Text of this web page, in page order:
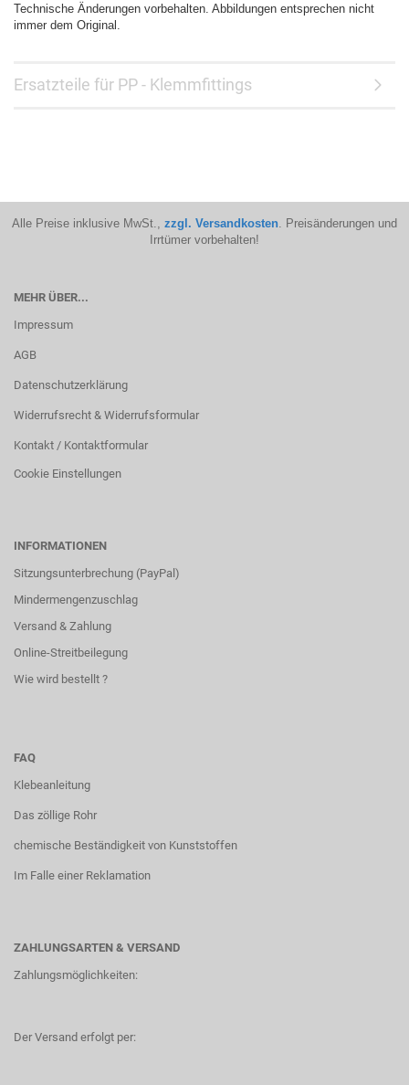
Technische Änderungen vorbehalten. Abbildungen entsprechen nicht
immer dem Original.
Ersatzteile für PP - Klemmfittings
Alle Preise inklusive MwSt., zzgl. Versandkosten . Preisänderungen und
Irrtümer vorbehalten!
MEHR ÜBER...
Impressum
AGB
Datenschutzerklärung
Widerrufsrecht & Widerrufsformular
Kontakt / Kontaktformular
Cookie Einstellungen
INFORMATIONEN
Sitzungsunterbrechung (PayPal)
Mindermengenzuschlag
Versand & Zahlung
Online-Streitbeilegung
Wie wird bestellt ?
FAQ
Klebeanleitung
Das zöllige Rohr
chemische Beständigkeit von Kunststoffen
Im Falle einer Reklamation
ZAHLUNGSARTEN & VERSAND
Zahlungsmöglichkeiten:
Der Versand erfolgt per: